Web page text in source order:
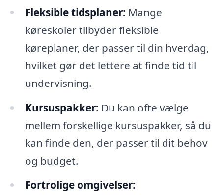
Fleksible tidsplaner: Mange
køreskoler tilbyder fleksible
køreplaner, der passer til din hverdag,
hvilket gør det lettere at finde tid til
undervisning.
Kursuspakker: Du kan ofte vælge
mellem forskellige kursuspakker, så du
kan finde den, der passer til dit behov
og budget.
Fortrolige omgivelser: